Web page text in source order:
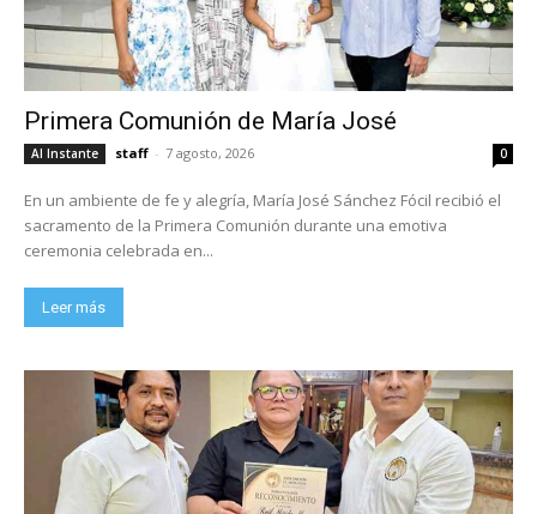
Primera Comunión de María José
Al Instante staff - 7 agosto, 2026 0
En un ambiente de fe y alegría, María José Sánchez Fócil recibió el
sacramento de la Primera Comunión durante una emotiva
ceremonia celebrada en...
Leer más